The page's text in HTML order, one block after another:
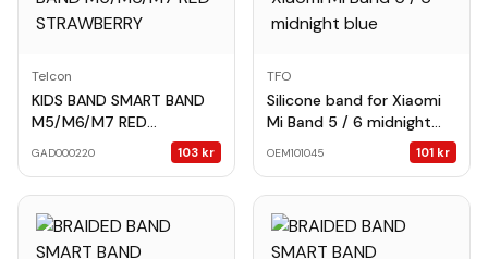
Telcon
KIDS BAND SMART BAND
M5/M6/M7 RED
GAD000220 103 kr
TFO
Silicone band for Xiaomi
Mi Band 5 / 6 midnight
OEM101045 101 kr